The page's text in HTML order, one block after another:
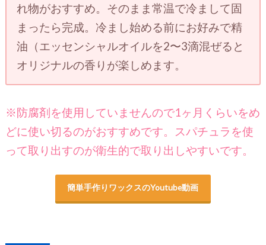
れ物がおすすめ。そのまま常温で冷まして固
まったら完成。冷まし始める前にお好みで精
油（エッセンシャルオイルを2〜3滴混ぜると
オリジナルの香りが楽しめます。
※防腐剤を使用していませんので1ヶ月くらいをめ
どに使い切るのがおすすめです。スパチュラを使
って取り出すのが衛生的で取り出しやすいです。
簡単手作りワックスのYoutube動画